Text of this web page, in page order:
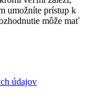
umožníte prístup k
môže mať
údajov